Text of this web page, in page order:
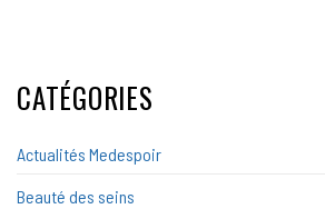
CATÉGORIES
Actualités Medespoir
Beauté des seins